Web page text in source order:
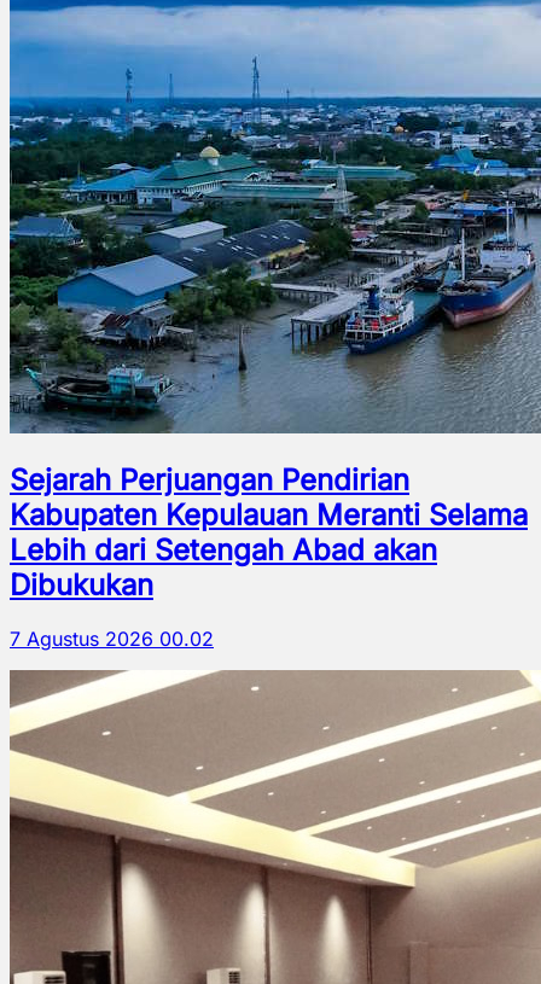
Sejarah Perjuangan Pendirian
Kabupaten Kepulauan Meranti Selama
Lebih dari Setengah Abad akan
Dibukukan
7 Agustus 2026 00.02